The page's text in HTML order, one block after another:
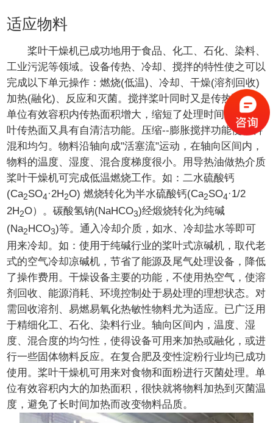
适应物料
桨叶干燥机已成功地用于食品、化工、石化、染料、
工业污泥等领域。设备传热、冷却、搅拌的特性使之可以
完成以下单元操作：燃烧(低温)、冷却、干燥(溶剂回收)
加热(融化)、反应和灭菌。搅拌桨叶同时又是传热面，使
单位有效容积内传热面积增大，缩短了处理时间。楔型桨
叶传热面又具有自清洁功能。压缩--膨胀搅拌功能使物料
混和均匀。物料沿轴向成"活塞流"运动，在轴向区间内，
物料的温度、湿度、混合度梯度很小。用导热油做热介质
桨叶干燥机可完成低温燃烧工作。如：二水硫酸钙
(Ca2SO4·2H2O) 燃烧转化为半水硫酸钙(Ca2SO4·1/2
2H2O）。碳酸氢钠(NaHCO3)经煅烧转化为纯碱
(Na2HCO3)等。通入冷却介质，如水、冷却盐水等即可
用来冷却。如：使用于纯碱行业的桨叶式凉碱机，取代老
式的空气冷却凉碱机，节省了能源及尾气处理设备，降低
了操作费用。干燥设备主要的功能，不使用热空气，使溶
剂回收、能源消耗、环境控制处于易处理的理想状态。对
需回收溶剂、易燃易氧化热敏性物料尤为适应。已广泛用
于精细化工、石化、染料行业。轴向区间内，温度、湿
度、混合度的均匀性，使得设备可用来加热或融化，或进
行一些固体物料反应。在复合肥及变性淀粉行业均已成功
使用。桨叶干燥机可用来对食物和面粉进行灭菌处理。单
位有效容积内大的加热面积，很快就将物料加热到灭菌温
度，避免了长时间加热而改变物料品质。